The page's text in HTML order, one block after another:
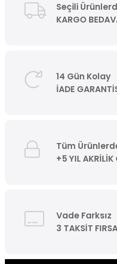
Seçili
KARGO
14 Gün Kolay
İADE
Tüm
+5 YIL AKRİLİK
Vade Farksız
3 TAKSİT